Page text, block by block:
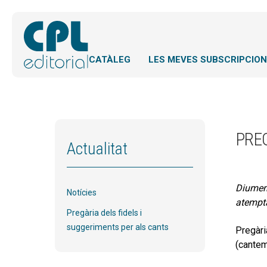
CATÀLEG LES MEVES
Actualitat
Notícies
Pregària dels fidels i
suggeriments per als cants